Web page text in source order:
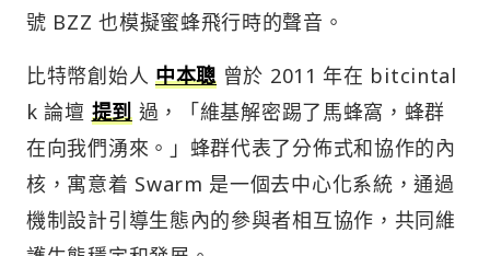
號 BZZ 也模擬蜜蜂飛行時的聲音。
比特幣創始人 中本聰 曾於 2011 年在 bitcintal
k 論壇 提到 過，「維基解密踢了馬蜂窩，蜂群
在向我們湧來。」蜂群代表了分佈式和協作的內
核，寓意着 Swarm 是一個去中心化系統，通過
機制設計引導生態內的參與者相互協作，共同維